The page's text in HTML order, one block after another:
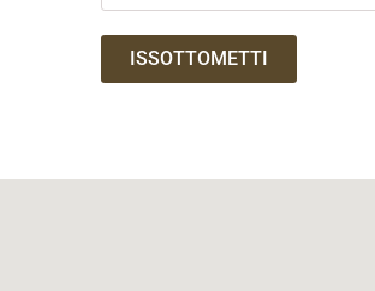
ISSOTTOMETTI